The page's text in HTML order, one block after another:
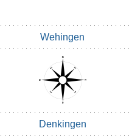
Wehingen
Denkingen